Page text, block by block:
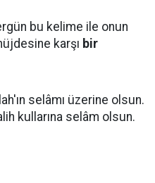
bu kelime ile onun
karşı bir
selâmı üzerine olsun.
kullarına selâm olsun.